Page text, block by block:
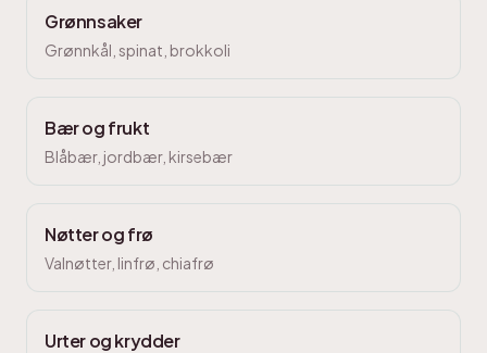
Grønnsaker
Grønnkål, spinat, brokkoli
Bær og frukt
Blåbær, jordbær, kirsebær
Nøtter og frø
Valnøtter, linfrø, chiafrø
Urter og krydder